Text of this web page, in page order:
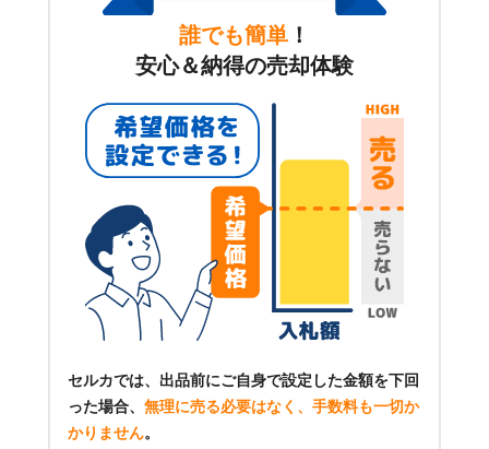
誰でも簡単 ！
安心＆納得の売却体験
セルカでは、出品前にご自身で設定した金額を下回
った場合、 無理に売る必要はなく、手数料も一切か
かりません。